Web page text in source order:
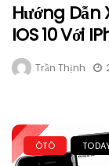
Hướng
IOS 10 Với
Trần Thịnh
ÔTÔ